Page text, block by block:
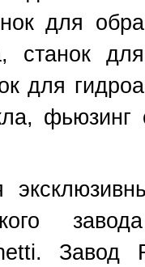
для
станок
для
Завод